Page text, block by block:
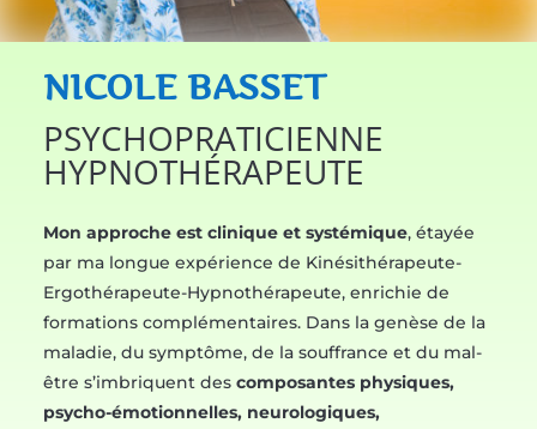
NICOLE BASSET
PSYCHOPRATICIENNE
HYPNOTHÉRAPEUTE
Mon approche est clinique et systémique, étayée
par ma longue expérience de Kinésithérapeute-
Ergothérapeute-Hypnothérapeute, enrichie de
formations complémentaires. Dans la genèse de la
maladie, du symptôme, de la souffrance et du mal-
être s’imbriquent des composantes physiques,
psycho-émotionnelles, neurologiques,